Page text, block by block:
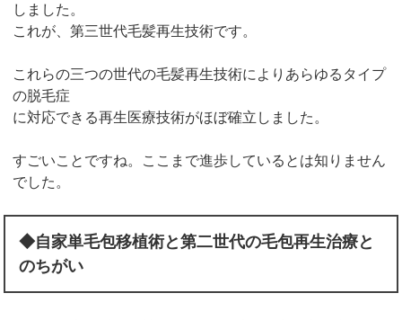
しました。
これが、第三世代毛髪再生技術です。
これらの三つの世代の毛髪再生技術によりあらゆるタイプ
の脱毛症
に対応できる再生医療技術がほぼ確立しました。
すごいことですね。ここまで進歩しているとは知りません
でした。
◆自家単毛包移植術と第二世代の毛包再生治療と
のちがい